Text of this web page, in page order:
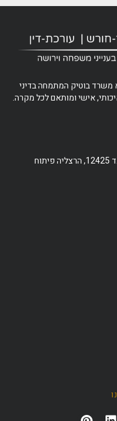
בוטיק המתמחה בדיני
אישי ומותאם לכל מקרה.